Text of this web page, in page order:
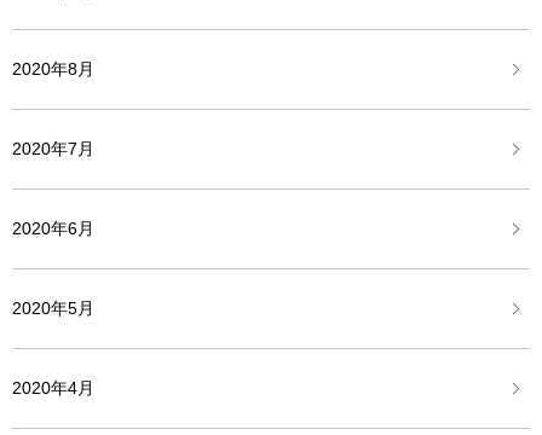
2020年8月
2020年7月
2020年6月
2020年5月
2020年4月